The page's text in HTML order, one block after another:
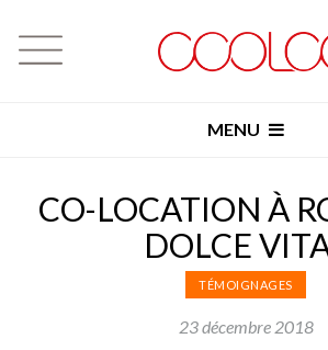
MENU
CO-LOCATION À
DOLCE
TÉMOIGNAGES
23 décembre 2018